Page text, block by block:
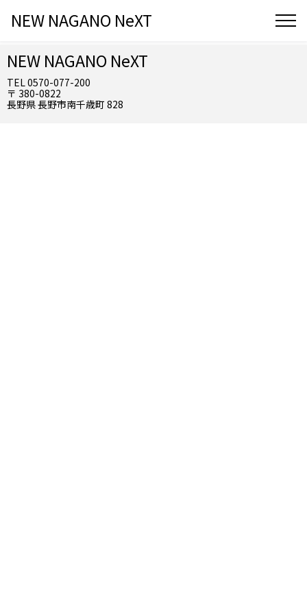
NEW NAGANO NeXT
NEW NAGANO NeXT
TEL 0570-077-200
〒 380-0822
長野県 長野市南千歳町 828